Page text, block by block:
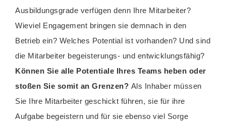
Ausbildungsgrade verfügen denn Ihre Mitarbeiter?
Wieviel Engagement bringen sie demnach in den
Betrieb ein? Welches Potential ist vorhanden? Und sind
die Mitarbeiter begeisterungs- und entwicklungsfähig?
Können Sie alle Potentiale Ihres Teams heben oder
stoßen Sie somit an Grenzen? Als Inhaber müssen
Sie Ihre Mitarbeiter geschickt führen, sie für ihre
Aufgabe begeistern und für sie ebenso viel Sorge